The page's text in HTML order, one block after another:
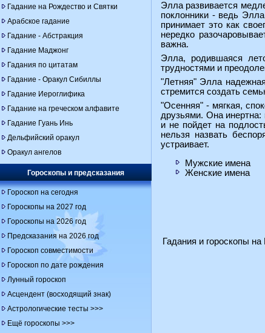
Элла развивается
поклонники - ведь
принимает это как
нередко
важна.
Элла, родившаяся
трудностями и
"Летняя" Элла
стремится создать
"Осенняя" - мягкая,
друзьями. Она инертна:
и не пойдет на
нельзя назвать
устраивает.
Мужские имена
Женские имена
Гадание на Рождество и Святки
Арабское гадание
Гадание - Абстракция
Гадание Маджонг
Гадания по цитатам
Гадание - Оракул Сибиллы
Гадание Иероглифика
Гадание на греческом алфавите
Гадание Гуань Инь
Дельфийский оракул
Оракул ангелов
Гороскопы и предсказания
Гороскоп на сегодня
Гороскопы на 2027 год
Гороскопы на 2026 год
Предсказания на 2026 год
Гороскоп совместимости
Гороскоп по дате рождения
Лунный гороскоп
Асцендент (восходящий знак)
Астрологические тесты >>>
Ещё гороскопы >>>
Гадания и гороскопы